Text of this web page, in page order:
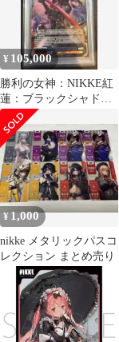
¥ 105,000
勝利の女神：NIKKE紅
蓮：ブラックシャドウ
SEC+ PSA10
¥1,000
nikke メタリックパスコ
レクション まとめ売り